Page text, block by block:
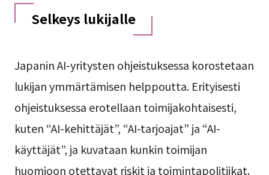
Selkeys lukijalle
Japanin AI-yritysten ohjeistuksessa korostetaan
lukijan ymmärtämisen helppoutta. Erityisesti
ohjeistuksessa erotellaan toimijakohtaisesti,
kuten “AI-kehittäjät”, “AI-tarjoajat” ja “AI-
käyttäjät”, ja kuvataan kunkin toimijan
huomioon otettavat riskit ja toimintapolitiikat.